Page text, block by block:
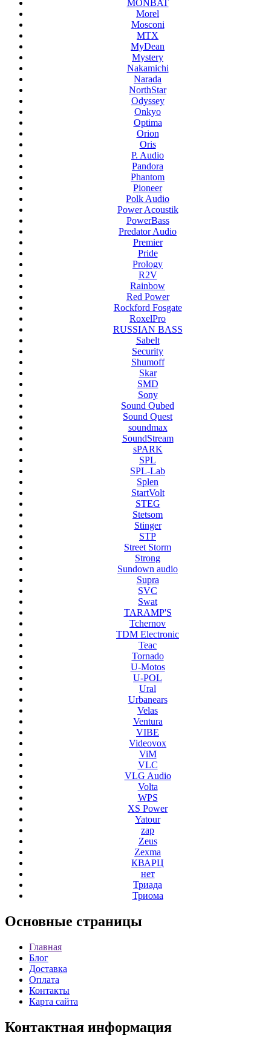
MONBAT
Morel
Mosconi
MTX
MyDean
Mystery
Nakamichi
Narada
NorthStar
Odyssey
Onkyo
Optima
Orion
Oris
P. Audio
Pandora
Phantom
Pioneer
Polk Audio
Power Acoustik
PowerBass
Predator Audio
Premier
Pride
Prology
R2V
Rainbow
Red Power
Rockford Fosgate
RoxelPro
RUSSIAN BASS
Sabelt
Security
Shumoff
Skar
SMD
Sony
Sound Qubed
Sound Quest
soundmax
SoundStream
sPARK
SPL
SPL-Lab
Splen
StartVolt
STEG
Stetsom
Stinger
STP
Street Storm
Strong
Sundown audio
Supra
SVC
Swat
TARAMP'S
Tchernov
TDM Electronic
Teac
Tornado
U-Motos
U-POL
Ural
Urbanears
Velas
Ventura
VIBE
Videovox
ViM
VLC
VLG Audio
Volta
WPS
XS Power
Yatour
zap
Zeus
Zexma
КВАРЦ
нет
Триада
Триома
Основные страницы
Главная
Блог
Доставка
Оплата
Контакты
Карта сайта
Контактная информация